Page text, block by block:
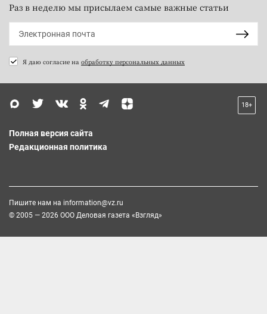
Раз в неделю мы присылаем самые важные статьи
Я даю согласие на обработку персональных данных
18+
Полная версия сайта
Редакционная политика
Пишите нам на information@vz.ru
© 2005 — 2026 ООО Деловая газета «Взгляд»